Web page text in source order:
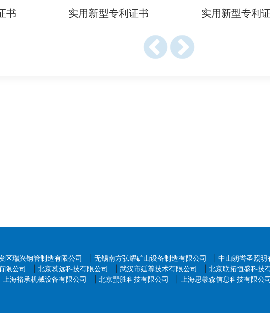
利证书 实用新型专利证书 实用新型
区瑞兴钢管制造有限公司 无锡南方弘耀矿山设备制造有限公司 中山朗誉圣照明
限公司 北京慕远科技有限公司 武汉市廷尊技术有限公司 北京联拓恒盛科技
上海裕承机械设备有限公司 北京蜚胜科技有限公司 上海思羲森信息科技有限公